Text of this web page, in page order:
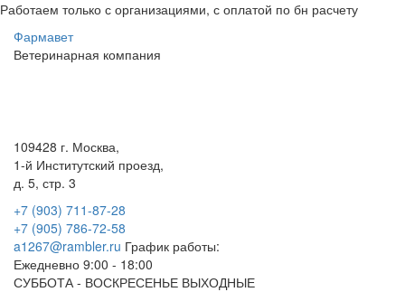
Работаем только с организациями, с оплатой по бн расчету
Фармавет
Ветеринарная компания
109428 г. Москва,
1-й Институтский проезд,
д. 5, стр. 3
+7 (903) 711-87-28
+7 (905) 786-72-58
a1267@rambler.ru График работы:
Ежедневно 9:00 - 18:00
СУББОТА - ВОСКРЕСЕНЬЕ ВЫХОДНЫЕ